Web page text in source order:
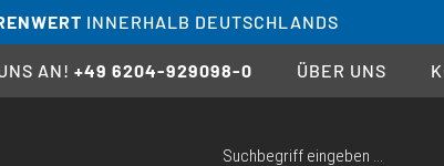
INNERHALB DEUTSCHLANDS
AN! +49 6204-929098-0 ÜBER UNS